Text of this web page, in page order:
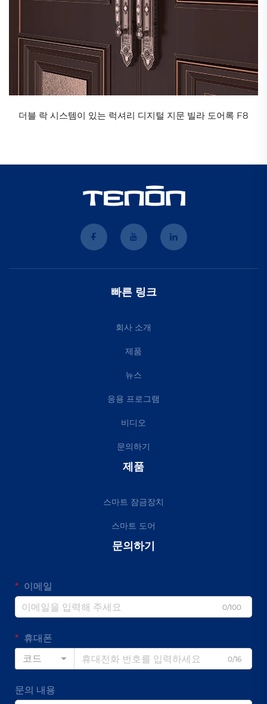
더블 락 시스템이 있는 럭셔리 디지털 지문 빌라 도어록 F8
빠른 링크
회사 소개
제품
뉴스
응용 프로그램
비디오
문의하기
제품
스마트 잠금장치
스마트 도어
문의하기
이메일
0/100
휴대폰
코드
0/16
문의 내용